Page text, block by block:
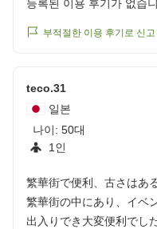
등록된 이용 후기가 없습
부적절한 이용 후기로 신고
teco.31
일본
나이: 50대
1인
繁華街で便利、古さはあ
繁華街の中にあり、イベ
出入りでき大変便利でした